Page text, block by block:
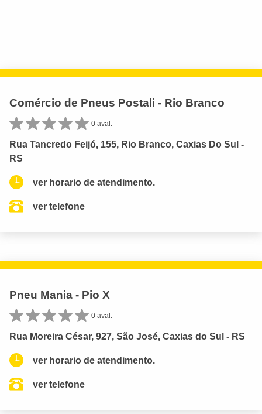
Comércio de Pneus Postali - Rio Branco
0 aval.
Rua Tancredo Feijó, 155, Rio Branco, Caxias Do Sul -
RS
ver horario de atendimento.
ver telefone
Pneu Mania - Pio X
0 aval.
Rua Moreira César, 927, São José, Caxias do Sul - RS
ver horario de atendimento.
ver telefone